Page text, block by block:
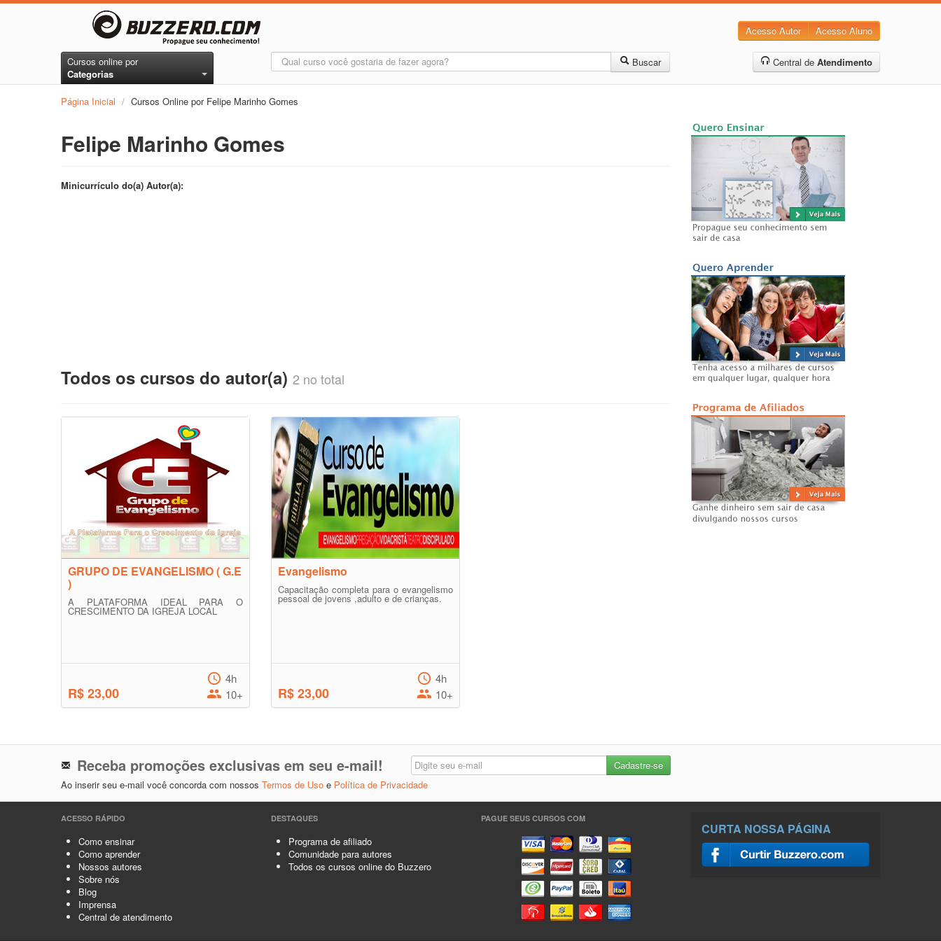
Acesso Autor Acesso Aluno
Cursos online por
Categorias
Buscar Central de Atendimento
Página Inicial / Cursos Online por Felipe Marinho Gomes
Felipe Marinho Gomes
Minicurrículo do(a) Autor(a):
Todos os cursos do autor(a) 2 no total
GRUPO DE EVANGELISMO ( G.E
)
A PLATAFORMA IDEAL PARA O
CRESCIMENTO DA IGREJA LOCAL
R$ 23,00
4h
10+
Evangelismo
Capacitação completa para o evangelismo
pessoal de jovens ,adulto e de crianças.
R$ 23,00
4h
10+
Receba promoções exclusivas em seu e-mail!
Ao inserir seu e-mail você concorda com nossos Termos de Uso e Política de Privacidade
ACESSO RÁPIDO
Como ensinar
Como aprender
Nossos autores
Sobre nós
Blog
Imprensa
Central de atendimento
DESTAQUES
Programa de afiliado
Comunidade para autores
Todos os cursos online do Buzzero
PAGUE SEUS CURSOS COM
CURTA NOSSA PÁGINA